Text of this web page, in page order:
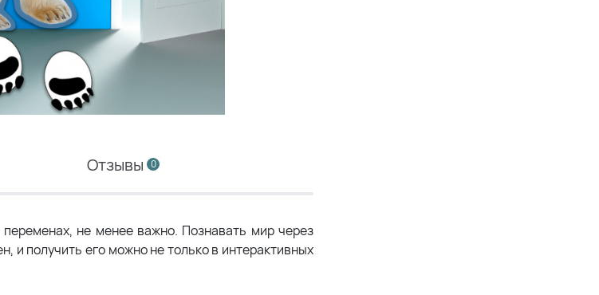
Отзывы 0
не менее важно. Познавать мир через
и получить его можно не только в интерактивных